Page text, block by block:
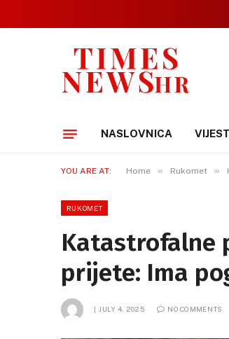
NASLOVNICA
YOU ARE AT: Home » Rukomet »
RUKOMET
Katastrofalne
prijete: Ima
JULY 4, 2025 NO COMMENTS